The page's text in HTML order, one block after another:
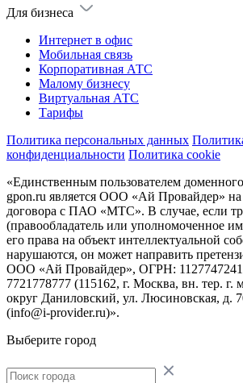
Для бизнеса
Интернет в офис
Мобильная связь
Корпоративная АТС
Малому бизнесу
Виртуальная АТС
Тарифы
Политика персональных данных
конфиденциальности Политика cookie
«Единственным пользователем
gpon.ru является ООО «Ай Провайдер»
договора с ПАО «МТС». В случае, если
(правообладатель или уполномоченное
его права на объект интеллектуальной
нарушаются, он может направить
ООО «Ай Провайдер», ОГРН:
7721778777 (115162, г. Москва, вн. тер.
округ Даниловский, ул. Люсиновская, д.
(info@i-provider.ru)».
Выберите город